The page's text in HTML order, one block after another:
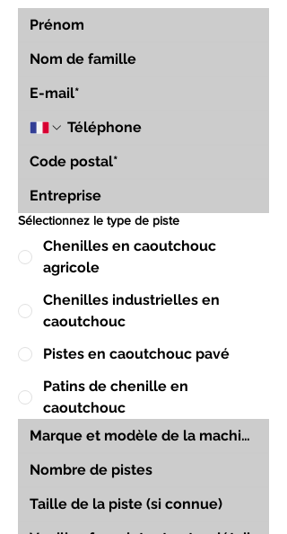
Sélectionnez le type de piste
Chenilles en caoutchouc
agricole
Chenilles industrielles en
caoutchouc
Pistes en caoutchouc pavé
Patins de chenille en
caoutchouc